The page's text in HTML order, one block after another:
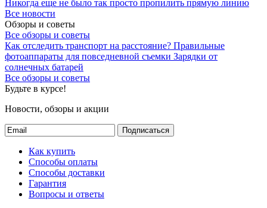
Никогда еще не было так просто пропилить прямую линию
Все новости
Обзоры и советы
Все обзоры и советы
Как отследить транспорт на расстояние? Правильные
фотоаппараты для повседневной съемки Зарядки от
солнечных батарей
Все обзоры и советы
Будьте в курсе!
Новости, обзоры и акции
Подписаться
Как купить
Способы оплаты
Способы доставки
Гарантия
Вопросы и ответы